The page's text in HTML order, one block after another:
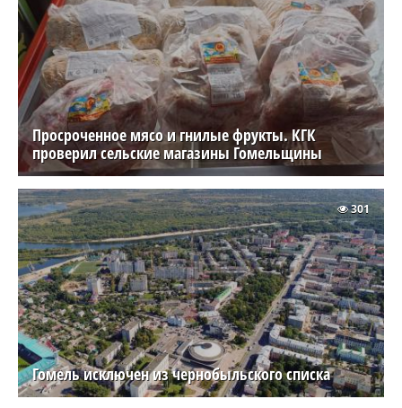
Просроченное мясо и гнилые фрукты. КГК
проверил сельские магазины Гомельщины
Гомель исключен из чернобыльского списка
301